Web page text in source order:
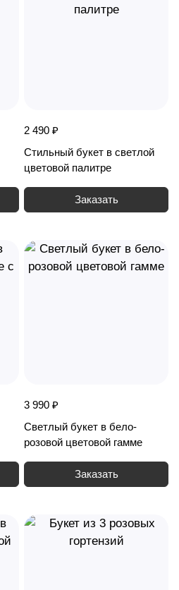
2 490 ₽
Стильный букет в светлой
цветовой палитре
Заказать
3 990 ₽
Светлый букет в бело-
розовой цветовой гамме
Заказать